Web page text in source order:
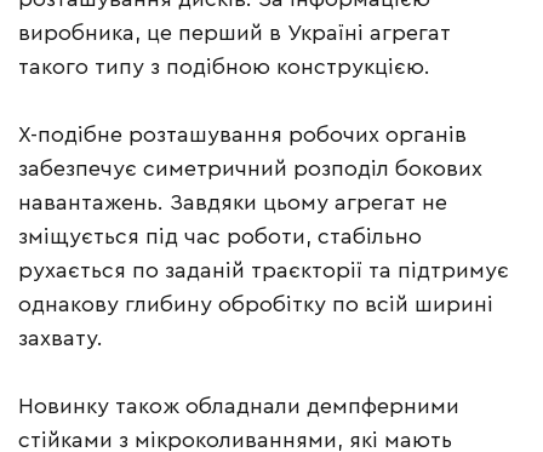
виробника, це перший в Україні агрегат
такого типу з подібною конструкцією.
Х-подібне розташування робочих органів
забезпечує симетричний розподіл бокових
навантажень. Завдяки цьому агрегат не
зміщується під час роботи, стабільно
рухається по заданій траєкторії та підтримує
однакову глибину обробітку по всій ширині
захвату.
Новинку також обладнали демпферними
стійками з мікроколиваннями, які мають